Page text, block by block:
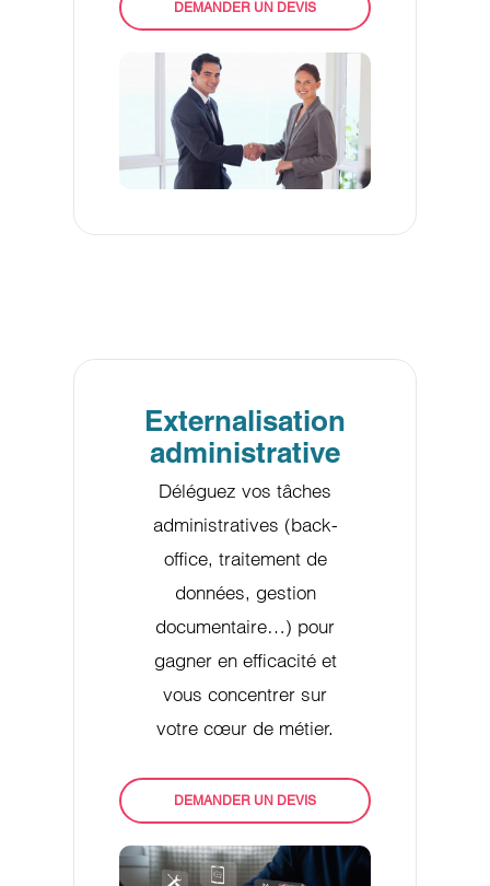
DEMANDER UN DEVIS
Externalisation
administrative
Déléguez vos tâches
administratives (back-
office, traitement de
données, gestion
documentaire…) pour
gagner en efficacité et
vous concentrer sur
votre cœur de métier.
DEMANDER UN DEVIS